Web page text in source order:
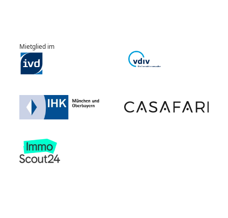
Mietglied im